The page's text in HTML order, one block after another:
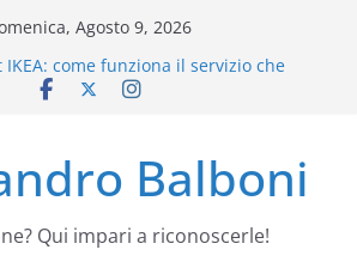
Agosto 9, 2026
Tractor Supply: è una truffa?
IKEA: come funziona il servizio che
Kit Medico: è vera o falsa?
Balboni
Qui impari a riconoscerle!